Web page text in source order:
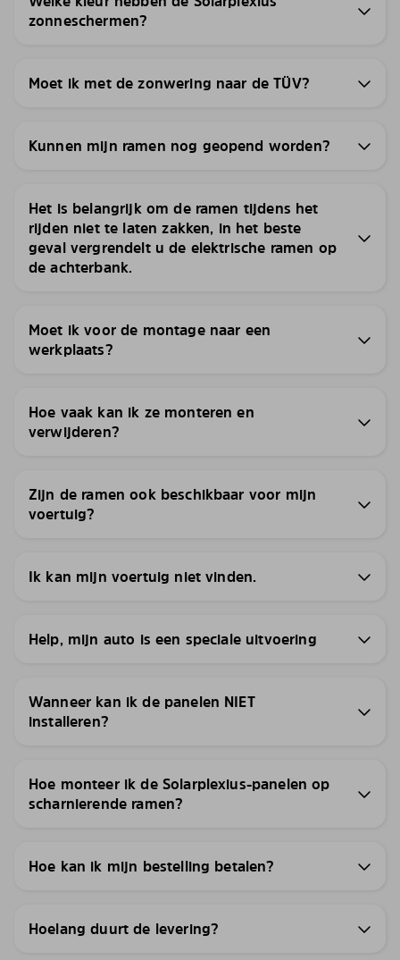
zonneschermen?
Moet ik met de zonwering naar de TÜV?
Kunnen mijn ramen nog geopend worden?
Het is belangrijk om de ramen tijdens het
rijden niet te laten zakken, in het beste
geval vergrendelt u de elektrische ramen op
de achterbank.
Moet ik voor de montage naar een
werkplaats?
Hoe vaak kan ik ze monteren en
verwijderen?
Zijn de ramen ook beschikbaar voor mijn
voertuig?
Ik kan mijn voertuig niet vinden.
Help, mijn auto is een speciale uitvoering
Wanneer kan ik de panelen NIET
installeren?
Hoe monteer ik de Solarplexius-panelen op
scharnierende ramen?
Hoe kan ik mijn bestelling betalen?
Hoelang duurt de levering?